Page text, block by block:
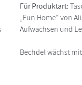
Für Produktart:
„Fun Home“ von
Aufwachsen und
Bechdel wächst